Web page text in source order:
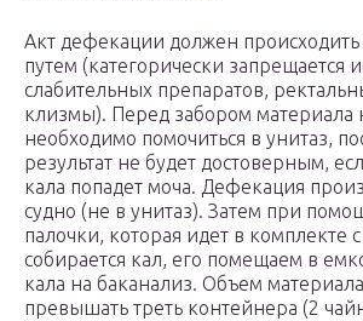
Акт дефекации должен происходить
путем (категорически запрещается
слабительных препаратов,
клизмы). Перед забором материала
необходимо помочиться в унитаз,
результат не будет достоверным,
кала попадет моча. Дефекация
судно (не в унитаз). Затем при
палочки, которая идет в комплекте
собирается кал, его помещаем в
кала на баканализ. Объем
превышать треть контейнера (2